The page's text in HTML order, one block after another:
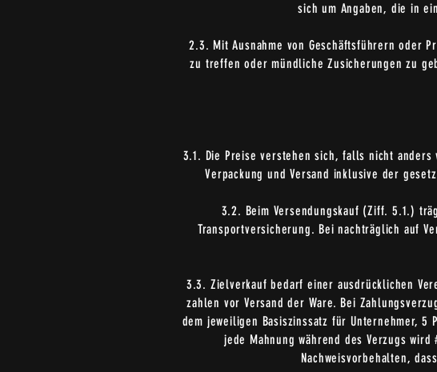
sich um Angaben, die in
2.3. Mit Ausnahme von Geschäftsführern oder
zu treffen oder mündliche Zusicherungen zu
3.1. Die Preise verstehen sich, falls nicht
Verpackung und Versand inklusive der
3.2. Beim Versendungskauf (Ziff. 5.1.)
Transportversicherung. Bei nachträglich auf
3.3. Zielverkauf bedarf einer ausdrücklichen
zahlen vor Versand der Ware. Bei
dem jeweiligen Basiszinssatz für Unternehmer,
jede Mahnung während des Verzugs wird
Nachweisvorbehalten,